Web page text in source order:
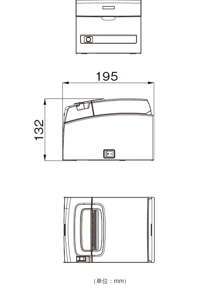
（单位：mm）